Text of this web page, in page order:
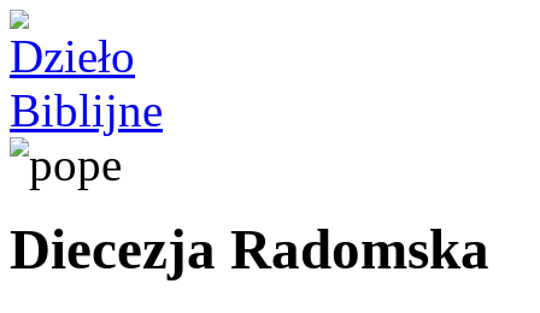
Diecezja Radomska